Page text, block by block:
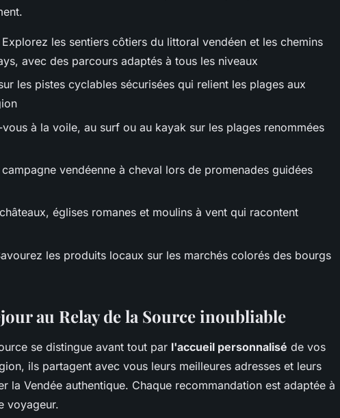
Explorez les sentiers côtiers du littoral vendéen et les chemins
avec des parcours adaptés à tous les niveaux
les pistes cyclables sécurisées qui relient les plages aux
à la voile, au surf ou au kayak sur les plages renommées
vendéenne à cheval lors de promenades guidées
églises romanes et moulins à vent qui racontent
les produits locaux sur les marchés colorés des bourgs
au Relay de la Source inoubliable
se distingue avant tout par l'accueil personnalisé de vos
ils partagent avec vous leurs meilleures adresses et leurs
la Vendée authentique. Chaque recommandation est adaptée à
voyageur.